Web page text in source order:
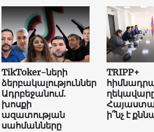
TikToker-ների
ձերբակալություններ
Ադրբեջանում.
խոսքի
ազատության
սահմանները
TRIPP+
ի՞նչ է